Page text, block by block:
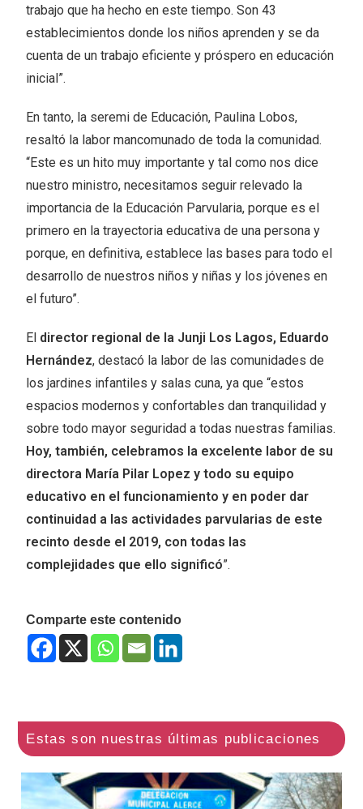
trabajo que ha hecho en este tiempo. Son 43
establecimientos donde los niños aprenden y se da
cuenta de un trabajo eficiente y próspero en educación
inicial”.
En tanto, la seremi de Educación, Paulina Lobos,
resaltó la labor mancomunado de toda la comunidad.
“Este es un hito muy importante y tal como nos dice
nuestro ministro, necesitamos seguir relevado la
importancia de la Educación Parvularia, porque es el
primero en la trayectoria educativa de una persona y
porque, en definitiva, establece las bases para todo el
desarrollo de nuestros niños y niñas y los jóvenes en
el futuro”.
El director regional de la Junji Los Lagos, Eduardo
Hernández, destacó la labor de las comunidades de
los jardines infantiles y salas cuna, ya que “estos
espacios modernos y confortables dan tranquilidad y
sobre todo mayor seguridad a todas nuestras familias.
Hoy, también, celebramos la excelente labor de su
directora María Pilar Lopez y todo su equipo
educativo en el funcionamiento y en poder dar
continuidad a las actividades parvularias de este
recinto desde el 2019, con todas las
complejidades que ello significó”.
Comparte este contenido